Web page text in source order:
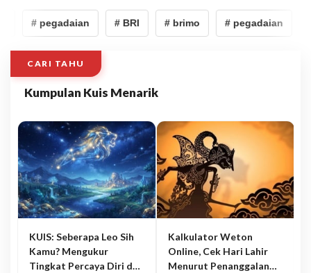
# pegadaian # BRI # brimo # pegadaian
CARI TAHU
Kumpulan Kuis Menarik
KUIS: Seberapa Leo Sih
Kamu? Mengukur
Tingkat Percaya Diri dan
Kalkulator Weton
Online, Cek Hari Lahir
Menurut Penanggalan